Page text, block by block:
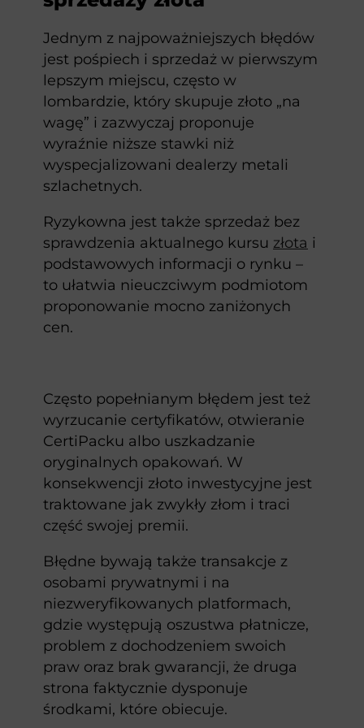
Jednym z najpoważniejszych błędów
jest pośpiech i sprzedaż w pierwszym
lepszym miejscu, często w
lombardzie, który skupuje złoto „na
wagę” i zazwyczaj proponuje
wyraźnie niższe stawki niż
wyspecjalizowani dealerzy metali
szlachetnych.
Ryzykowna jest także sprzedaż bez
sprawdzenia aktualnego kursu złota i
podstawowych informacji o rynku –
to ułatwia nieuczciwym podmiotom
proponowanie mocno zaniżonych
cen.
Często popełnianym błędem jest też
wyrzucanie certyfikatów, otwieranie
CertiPacku albo uszkadzanie
oryginalnych opakowań. W
konsekwencji złoto inwestycyjne jest
traktowane jak zwykły złom i traci
część swojej premii.
Błędne bywają także transakcje z
osobami prywatnymi i na
niezweryfikowanych platformach,
gdzie występują oszustwa płatnicze,
problem z dochodzeniem swoich
praw oraz brak gwarancji, że druga
strona faktycznie dysponuje
środkami, które obiecuje.